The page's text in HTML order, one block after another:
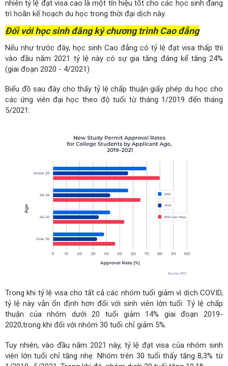
nhiên tỷ lệ đạt visa cao là một tín hiệu tốt cho các học sinh đang
trì hoãn kế hoạch du học trong thời đại dịch này.
Đối với học sinh đăng ký chương trình Cao đẳng
Nếu như trước đây, học sinh Cao đẳng có tỷ lệ đạt visa thấp thì
vào đầu năm 2021 tỷ lệ này có sự gia tăng đáng kể tăng 24%
(giai đoạn 2020 - 4/2021)
Biểu đồ sau đây cho thấy tỷ lệ chấp thuận giấy phép du học cho
các ứng viên đại học theo độ tuổi từ tháng 1/2019 đến tháng
5/2021:
Trong khi tỷ lệ visa cho tất cả các nhóm tuổi giảm vì dịch COVID,
tỷ lệ này vẫn ổn định hơn đối với sinh viên lớn tuổi: Tỷ lệ chấp
thuận của nhóm dưới 20 tuổi giảm 14% giai đoạn 2019-
2020,trong khi đối với nhóm 30 tuổi chỉ giảm 5%.
Tuy nhiên, vào đầu năm 2021 này, tỷ lệ đạt visa của nhóm sinh
viên lớn tuổi chỉ tăng nhẹ. Nhóm trên 30 tuổi thấy tăng 8,3% từ